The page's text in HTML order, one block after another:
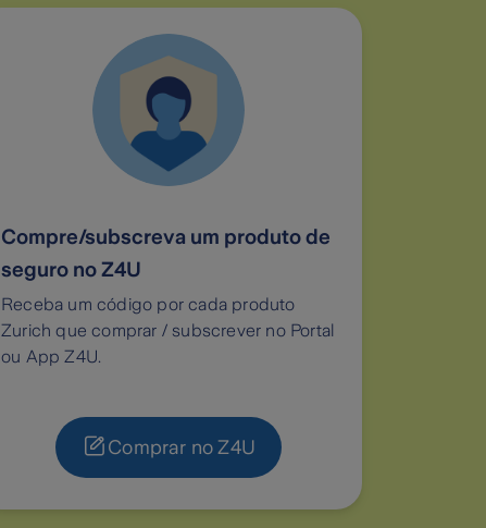
Compre/subscreva um produto de
seguro no Z4U
Receba um código por cada produto
Zurich que comprar / subscrever no Portal
ou App Z4U.
Comprar no Z4U